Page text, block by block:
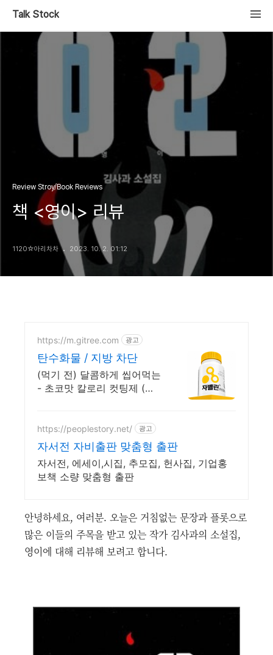
Talk Stock
Review Stroy/Book Reviews
책 <영이> 리뷰
1120☆아리차차 2023. 10. 2. 01:12
https://m.gitree.com 광고
탄수화물 / 지방 차단
(먹기 전) 달콤하게 씹어먹는
- 초코맛 칼로리 컷팅제 (
https://peoplestory.net/ 광고
자서전 자비출판 맞춤형 출판
자서전, 에세이,시집, 추모집, 헌사집, 기업홍
보책 소량 맞춤형 출판
안녕하세요, 여러분. 오늘은 거침없는 문장과 플롯으로
많은 이들의 주목을 받고 있는 작가 김사과의 소설집,
영이에 대해 리뷰해 보려고 합니다.